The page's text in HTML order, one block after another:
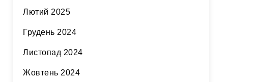
Лютий 2025
Грудень 2024
Листопад 2024
Жовтень 2024